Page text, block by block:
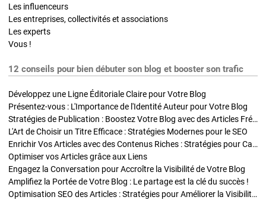
Les influenceurs
Les entreprises, collectivités et associations
Les experts
Vous !
12 conseils pour bien débuter son blog et booster son trafic
Développez une Ligne Éditoriale Claire pour Votre Blog
Présentez-vous : L'Importance de l'Identité Auteur pour Votre Blog
Stratégies de Publication : Boostez Votre Blog avec des Articles Fréquents et Exclusifs
L'Art de Choisir un Titre Efficace : Stratégies Modernes pour le SEO
Enrichir Vos Articles avec des Contenus Riches : Stratégies pour Captiver et Optimiser
Optimiser vos Articles grâce aux Liens
Engagez la Conversation pour Accroître la Visibilité de Votre Blog
Amplifiez la Portée de Votre Blog : Le partage est la clé du succès !
Optimisation SEO des Articles : Stratégies pour Améliorer la Visibilité de Votre Blog